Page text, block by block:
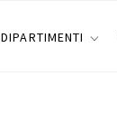
DIPARTIMENTI